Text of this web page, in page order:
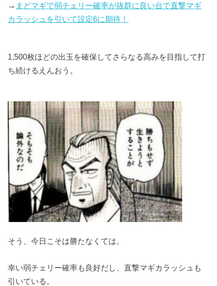
→ まどマギで弱チェリー確率が抜群に良い台で直撃マギ
カラッシュを引いて設定6に期待！
1,500枚ほどの出玉を確保してさらなる高みを目指して打
ち続けるえんおう。
そう、今日こそは勝たなくては。
幸い弱チェリー確率も良好だし、直撃マギカラッシュも
引いている。